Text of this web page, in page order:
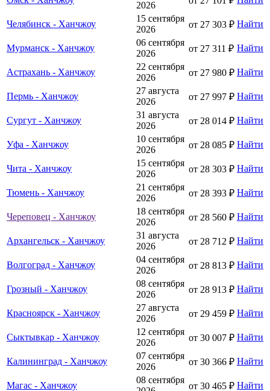
2026
Челябинск - Ханчжоу
15 сентября
2026
от 27 303 ₽ Найти
Мурманск - Ханчжоу
06 сентября
2026
от 27 311 ₽ Найти
Астрахань - Ханчжоу
22 сентября
2026
от 27 980 ₽ Найти
Пермь - Ханчжоу
27 августа
2026
от 27 997 ₽ Найти
Сургут - Ханчжоу
31 августа
2026
от 28 014 ₽ Найти
Уфа - Ханчжоу
10 сентября
2026
от 28 085 ₽ Найти
Чита - Ханчжоу
15 сентября
2026
от 28 303 ₽ Найти
Тюмень - Ханчжоу
21 сентября
2026
от 28 393 ₽ Найти
Череповец - Ханчжоу
18 сентября
2026
от 28 560 ₽ Найти
Архангельск - Ханчжоу
31 августа
2026
от 28 712 ₽ Найти
Волгоград - Ханчжоу
04 сентября
2026
от 28 813 ₽ Найти
Грозный - Ханчжоу
08 сентября
2026
от 28 913 ₽ Найти
Красноярск - Ханчжоу
27 августа
2026
от 29 459 ₽ Найти
Сыктывкар - Ханчжоу
12 сентября
2026
от 30 007 ₽ Найти
Калининград - Ханчжоу
07 сентября
2026
от 30 366 ₽ Найти
Магас - Ханчжоу
08 сентября
от 30 465 ₽ Найти